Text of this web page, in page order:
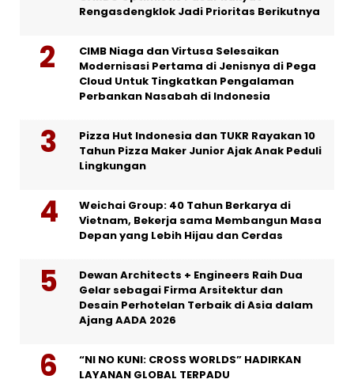
Rengasdengklok Jadi Prioritas Berikutnya
CIMB Niaga dan Virtusa Selesaikan
Modernisasi Pertama di Jenisnya di Pega
Cloud Untuk Tingkatkan Pengalaman
Perbankan Nasabah di Indonesia
Pizza Hut Indonesia dan TUKR Rayakan 10
Tahun Pizza Maker Junior Ajak Anak Peduli
Lingkungan
Weichai Group: 40 Tahun Berkarya di
Vietnam, Bekerja sama Membangun Masa
Depan yang Lebih Hijau dan Cerdas
Dewan Architects + Engineers Raih Dua
Gelar sebagai Firma Arsitektur dan
Desain Perhotelan Terbaik di Asia dalam
Ajang AADA 2026
“NI NO KUNI: CROSS WORLDS” HADIRKAN
LAYANAN GLOBAL TERPADU